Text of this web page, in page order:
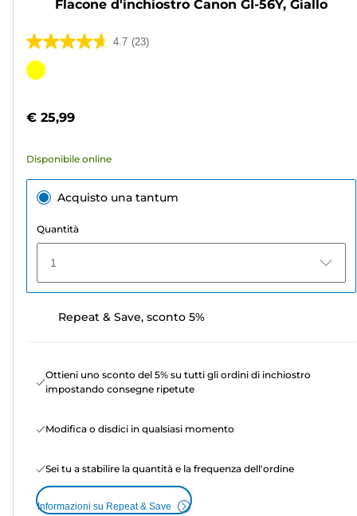
Flacone d'inchiostro Canon GI-56Y, Giallo
4.7 (23)
4.7
su
23
Cartuccia
€ 25,99
Disponibile online
Acquisto una tantum
Quantità
1
Repeat & Save, sconto 5%
Ottieni uno sconto del 5% su tutti gli ordini di inchiostro
impostando consegne ripetute
Modifica o disdici in qualsiasi momento
Sei tu a stabilire la quantità e la frequenza dell'ordine
Informazioni su Repeat & Save